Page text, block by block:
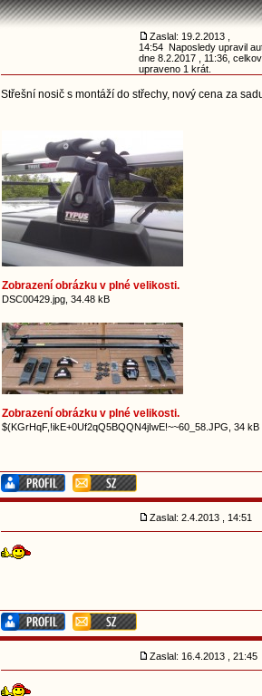
Zaslal: 19.2.2013 ,
14:54 Naposledy upravil
dne 8.2.2017 , 11:36,
upraveno 1 krát.
Střešní nosič s montáží do střechy, nový cena za
Zobrazení obrázku v plné velikosti.
DSC00429.jpg, 34.48 kB
Zobrazení obrázku v plné velikosti.
$(KGrHqF,!ikE+0Uf2qQ5BQQN4jIwE!~~60_58.JPG, 34 kB
Zaslal: 2.4.2013 , 14:51
Zaslal: 16.4.2013 , 21:45